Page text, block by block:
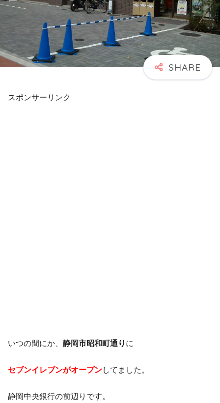
スポンサーリンク
いつの間にか、 静岡市昭和町通り に
セブンイレブンがオープンしてました。
静岡中央銀行の前辺りです。